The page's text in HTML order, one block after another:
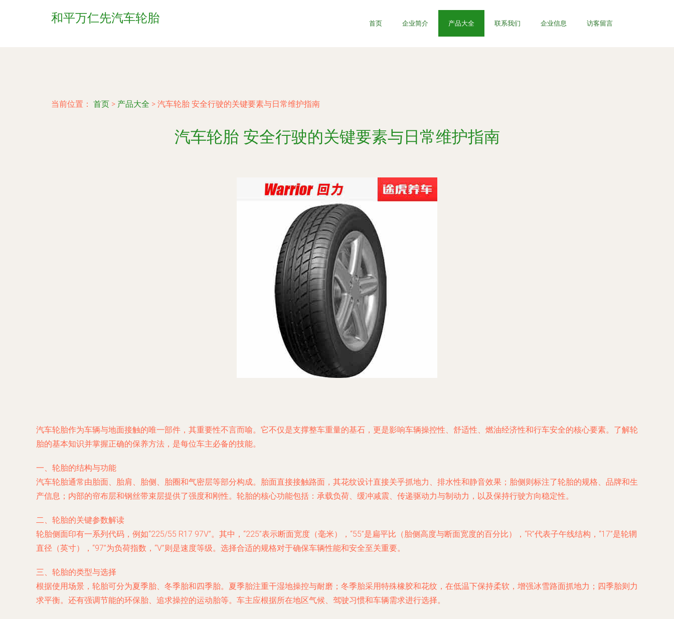
和平万仁先汽车轮胎 首页 企业简介 产品大全 联系我们 企业信息 访客留言
当前位置： 首页 > 产品大全 > 汽车轮胎 安全行驶的关键要素与日常维护指南
汽车轮胎 安全行驶的关键要素与日常维护指南
汽车轮胎作为车辆与地面接触的唯一部件，其重要性不言而喻。它不仅是支撑整车重量的基石，更是影响车辆操控性、舒适性、燃油经济性和行车安全的核心要素。了解轮
胎的基本知识并掌握正确的保养方法，是每位车主必备的技能。
一、轮胎的结构与功能
汽车轮胎通常由胎面、胎肩、胎侧、胎圈和气密层等部分构成。胎面直接接触路面，其花纹设计直接关乎抓地力、排水性和静音效果；胎侧则标注了轮胎的规格、品牌和生
产信息；内部的帘布层和钢丝带束层提供了强度和刚性。轮胎的核心功能包括：承载负荷、缓冲减震、传递驱动力与制动力，以及保持行驶方向稳定性。
二、轮胎的关键参数解读
轮胎侧面印有一系列代码，例如“225/55 R17 97V”。其中，“225”表示断面宽度（毫米），“55”是扁平比（胎侧高度与断面宽度的百分比），“R”代表子午线结构，“17”是轮辋
直径（英寸），“97”为负荷指数，“V”则是速度等级。选择合适的规格对于确保车辆性能和安全至关重要。
三、轮胎的类型与选择
根据使用场景，轮胎可分为夏季胎、冬季胎和四季胎。夏季胎注重干湿地操控与耐磨；冬季胎采用特殊橡胶和花纹，在低温下保持柔软，增强冰雪路面抓地力；四季胎则力
求平衡。还有强调节能的环保胎、追求操控的运动胎等。车主应根据所在地区气候、驾驶习惯和车辆需求进行选择。